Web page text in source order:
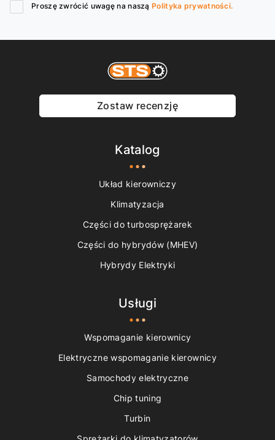
Proszę zwrócić uwagę na naszą Polityka prywatności.
Zostaw recenzję
Katalog
Układ kierowniczy
Klimatyzacja
Części do turbosprężarek
Części do hybrydów (MHEV)
Hybrydy Elektryki
Usługi
Wspomaganie kierownicy
Elektryczne wspomaganie kierownicy
Samochody elektryczne
Chip tuning
Turbin